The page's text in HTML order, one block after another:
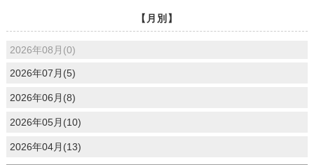
【月別】
2026年08月(0)
2026年07月(5)
2026年06月(8)
2026年05月(10)
2026年04月(13)